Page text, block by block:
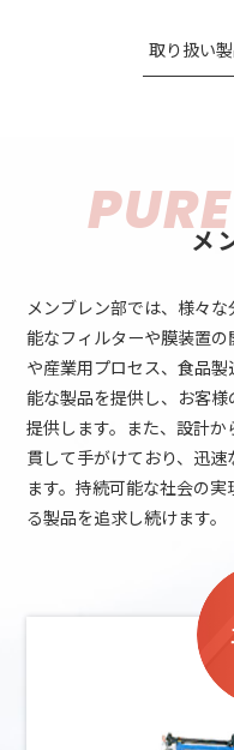
取り扱い
メ
メンブレン部では、様々
能なフィルターや膜装置
や産業用プロセス、食品
能な製品を提供し、お客
提供します。また、設計
貫して手がけており、迅
ます。持続可能な社会の
る製品を追求し続けます。